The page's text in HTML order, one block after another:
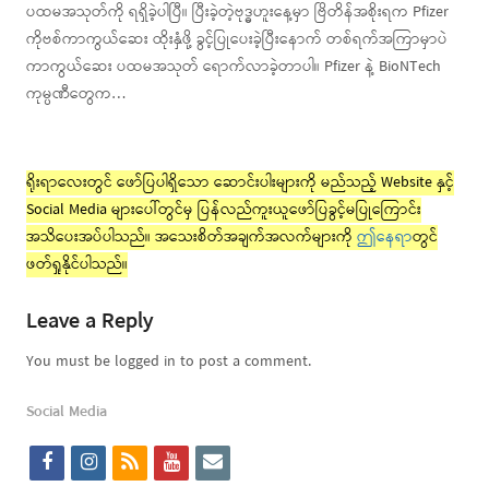
ပထမအသုတ်ကို ရရှိခဲ့ပါပြီ။ ပြီးခဲ့တဲ့ဗုဒ္ဓဟူးနေ့မှာ ဗြိတိန်အစိုးရက Pfizer
ကိုဗစ်ကာကွယ်ဆေး ထိုးနှံဖို့ ခွင့်ပြုပေးခဲ့ပြီးနောက် တစ်ရက်အကြာမှာပဲ
ကာကွယ်ဆေး ပထမအသုတ် ရောက်လာခဲ့တာပါ။ Pfizer နဲ့ BioNTech
ကုမ္ပဏီတွေက…
ရိုးရာလေးတွင် ဖော်ပြပါရှိသော ဆောင်းပါးများကို မည်သည့် Website နှင့်
Social Media များပေါ်တွင်မှ ပြန်လည်ကူးယူဖော်ပြခွင့်မပြုကြောင်း
အသိပေးအပ်ပါသည်။ အသေးစိတ်အချက်အလက်များကို ဤနေရာတွင်
ဖတ်ရှုနိုင်ပါသည်။
Leave a Reply
You must be logged in to post a comment.
Social Media
f
i
r
y
e